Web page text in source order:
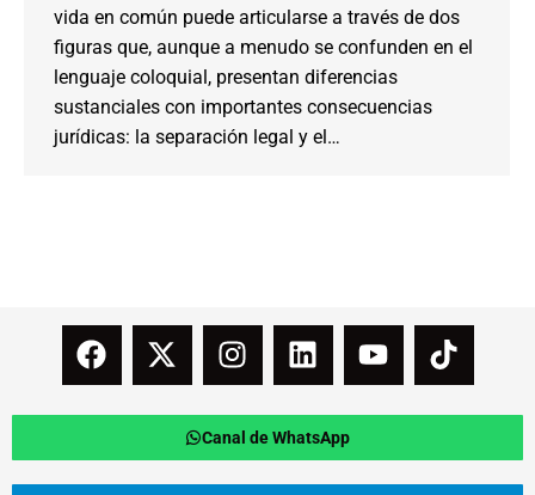
vida en común puede articularse a través de dos
figuras que, aunque a menudo se confunden en el
lenguaje coloquial, presentan diferencias
sustanciales con importantes consecuencias
jurídicas: la separación legal y el…
Canal de WhatsApp